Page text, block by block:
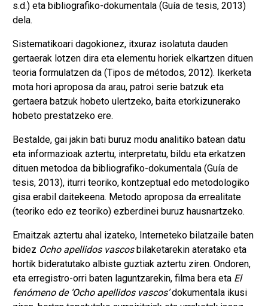
s.d.) eta bibliografiko-dokumentala (Guía de tesis, 2013)
dela.
Sistematikoari dagokionez, itxuraz isolatuta dauden
gertaerak lotzen dira eta elementu horiek elkartzen dituen
teoria formulatzen da (Tipos de métodos, 2012). Ikerketa
mota hori aproposa da arau, patroi serie batzuk eta
gertaera batzuk hobeto ulertzeko, baita etorkizunerako
hobeto prestatzeko ere.
Bestalde, gai jakin bati buruz modu analitiko batean datu
eta informazioak aztertu, interpretatu, bildu eta erkatzen
dituen metodoa da bibliografiko-dokumentala (Guía de
tesis, 2013), iturri teoriko, kontzeptual edo metodologiko
gisa erabil daitekeena. Metodo aproposa da errealitate
(teoriko edo ez teoriko) ezberdinei buruz hausnartzeko.
Emaitzak aztertu ahal izateko, Interneteko bilatzaile baten
bidez Ocho apellidos vascosbilaketarekin ateratako eta
hortik bideratutako albiste guztiak aztertu ziren. Ondoren,
eta erregistro-orri baten laguntzarekin, filma bera eta El
fenómeno de ‘Ocho apellidos vascos’dokumentala ikusi